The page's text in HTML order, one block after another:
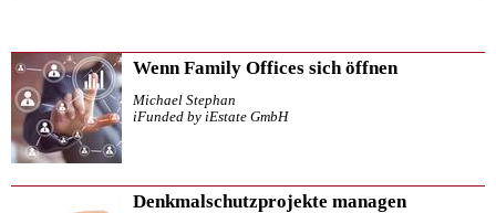
Wenn Family Offices sich öffnen
Michael Stephan
iFunded by iEstate GmbH
Denkmalschutzprojekte managen